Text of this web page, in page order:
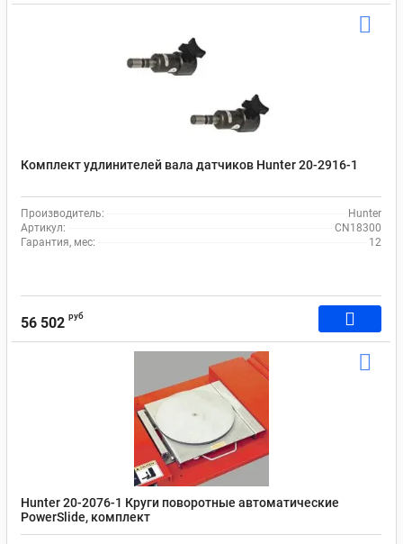
Комплект удлинителей вала датчиков Hunter 20-2916-1
Производитель:
Hunter
Артикул:
CN18300
Гарантия, мес:
12
56 502 руб
Hunter 20-2076-1 Круги поворотные автоматические
PowerSlide, комплект